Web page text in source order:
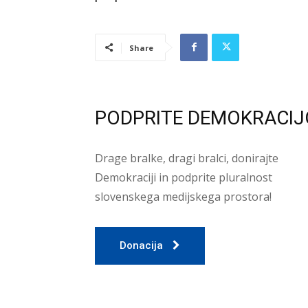
Share
PODPRITE
Drage bralke, dragi bralci, donirajte
Demokraciji in podprite pluralnost
slovenskega medijskega prostora!
Donacija